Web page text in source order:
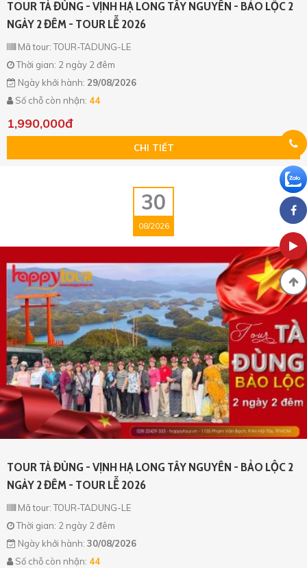
TOUR TÀ ĐÙNG - VỊNH HẠ LONG TÂY NGUYÊN - BẢO LỘC 2
NGÀY 2 ĐÊM - TOUR LỄ 2026
Mã tour: TOUR-TADUNG-LE
Thời gian: 2 ngày 2 đêm
Ngày khởi hành: 29/08/2026
Số chỗ còn nhận: 44
1,990,000đ
CHI TIẾT
30
08/2026
TOUR TÀ ĐÙNG - VỊNH HẠ LONG TÂY NGUYÊN - BẢO LỘC 2
NGÀY 2 ĐÊM - TOUR LỄ 2026
Mã tour: TOUR-TADUNG-LE
Thời gian: 2 ngày 2 đêm
Ngày khởi hành: 30/08/2026
Số chỗ còn nhận: 44